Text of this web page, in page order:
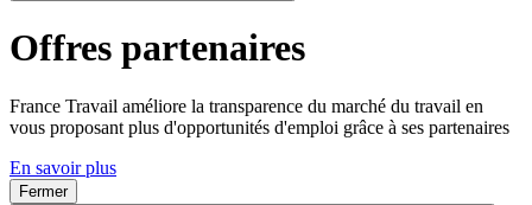
Offres partenaires
France Travail améliore la transparence du marché du travail en
vous proposant plus d'opportunités d'emploi grâce à ses partenaires
En savoir plus
Fermer